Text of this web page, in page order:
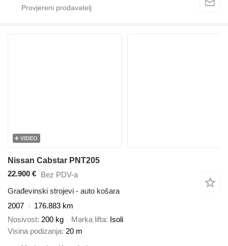
VIDEO
Nissan Cabstar PNT205
22.900 € Bez PDV-a
Građevinski strojevi - auto košara
2007
176.883 km
Nosivost 200 kg Marka lifta Isoli
Visina podizanja 20 m